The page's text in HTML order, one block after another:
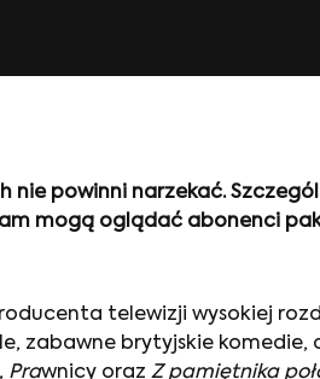
nie powinni narzekać.
mogą oglądać abonenci
telewizji wysokiej
zabawne brytyjskie
Prawnicy oraz Z pamiętnika